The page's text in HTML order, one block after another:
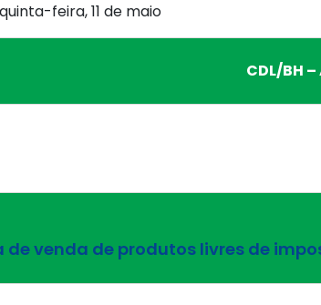
feira, 11 de maio
CDL/BH
venda de produtos livres de